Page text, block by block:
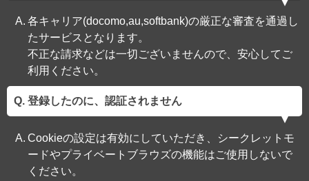
各キャリア(docomo,au,softbank)の厳正な審査を通過し
たサービスとなります。
不正な請求などは一切ございませんので、安心してご
利用ください。
登録したのに、認証されません
Cookieの設定は有効にしていただき、シークレットモ
ードやプライベートブラウズの機能はご使用しないで
ください。